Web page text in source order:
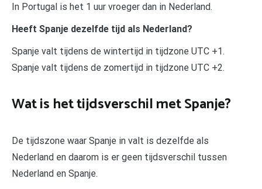
In Portugal is het 1 uur vroeger dan in Nederland.
Heeft Spanje dezelfde tijd als Nederland?
Spanje valt tijdens de wintertijd in tijdzone UTC +1.
Spanje valt tijdens de zomertijd in tijdzone UTC +2.
Wat is het tijdsverschil met Spanje?
De tijdszone waar Spanje in valt is dezelfde als
Nederland en daarom is er geen tijdsverschil tussen
Nederland en Spanje.